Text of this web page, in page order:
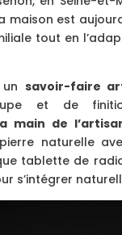
maison est
tout en
savoir-faire
et de
main de
naturelle
tablette de
s’intégrer